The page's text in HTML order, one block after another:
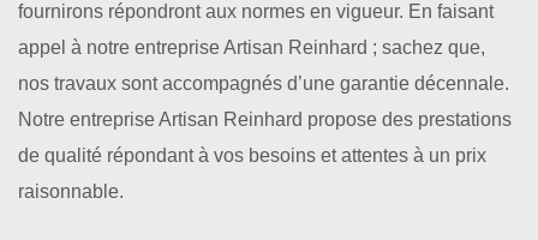
fournirons répondront aux normes en vigueur. En faisant
appel à notre entreprise Artisan Reinhard ; sachez que,
nos travaux sont accompagnés d’une garantie décennale.
Notre entreprise Artisan Reinhard propose des prestations
de qualité répondant à vos besoins et attentes à un prix
raisonnable.